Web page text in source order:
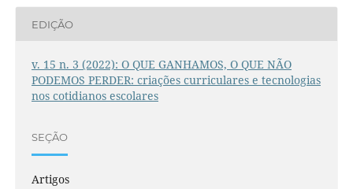
EDIÇÃO
v. 15 n. 3 (2022): O QUE GANHAMOS, O QUE NÃO
PODEMOS PERDER: criações curriculares e tecnologias
nos cotidianos escolares
SEÇÃO
Artigos